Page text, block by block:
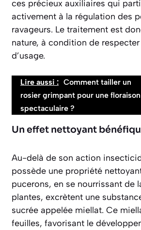
ces précieux auxiliaires qui
activement à la régulation des
ravageurs. Le traitement est
nature, à condition de
d’usage.
Lire aussi : Comment tailler un
rosier grimpant pour une floraison
spectaculaire ?
Un effet nettoyant
Au-delà de son action
possède une propriété
pucerons, en se nourrissant de
plantes, excrètent une
sucrée appelée miellat. Ce
feuilles, favorisant le